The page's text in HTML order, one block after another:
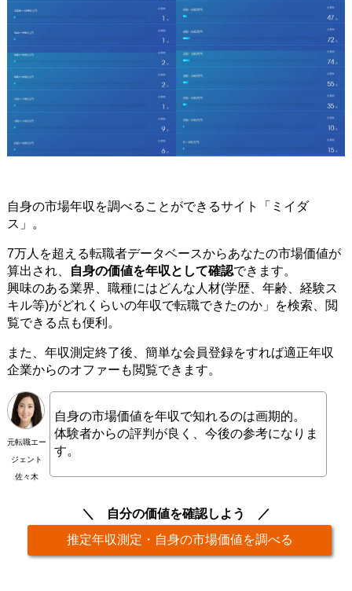
自身の市場年収を調べることができるサイト「ミイダ
ス」。
7万人を超える転職者データベースからあなたの市場価値が
算出され、
自身の価値を年収として確認できます。
興味のある業界、職種にはどんな人材(学歴、年齢、経験ス
キル等)がどれくらいの年収で転職できたのか」を検索、閲
覧できる点も便利。
また、年収測定終了後、簡単な会員登録をすれば適正年収
企業からのオファーも閲覧できます。
元転職エー
ジェント
佐々木
自身の市場価値を年収で知れるのは画期的。
体験者からの評判が良く、今後の参考になりま
す。
自分の価値を確認しよう
推定年収測定・自身の市場価値を調べる